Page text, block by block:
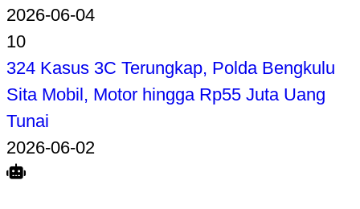
2026-06-04
10
324 Kasus 3C Terungkap, Polda Bengkulu
Sita Mobil, Motor hingga Rp55 Juta Uang
Tunai
2026-06-02